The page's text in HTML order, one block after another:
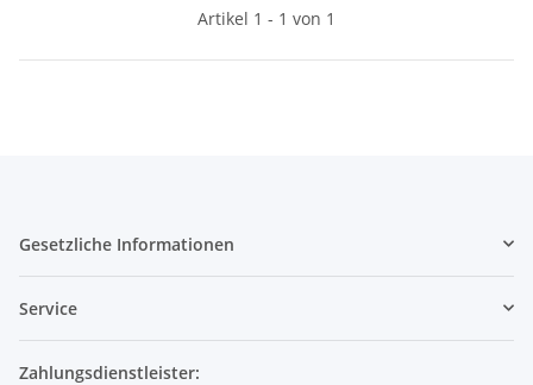
Artikel 1 - 1 von 1
Gesetzliche Informationen
Service
Zahlungsdienstleister: